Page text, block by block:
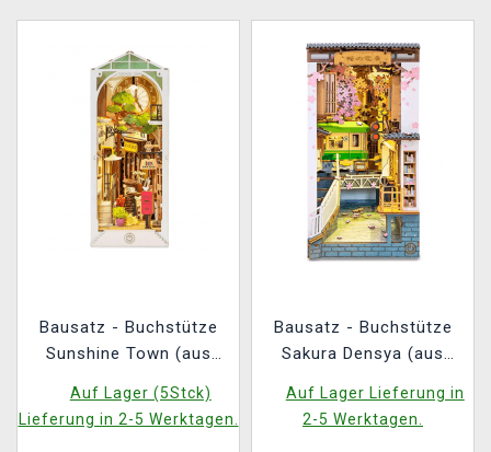
Bausatz - Buchstütze
Sunshine Town (aus
Auf Lager (5Stck)
Lieferung in 2-5 Werktagen.
Bausatz - Buchstütze
Sakura Densya (aus
Auf Lager Lieferung in
2-5 Werktagen.